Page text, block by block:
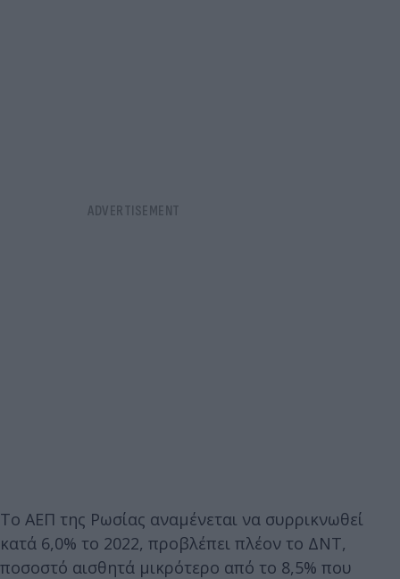
Το ΑΕΠ της Ρωσίας αναμένεται να συρρικνωθεί
κατά 6,0% το 2022, προβλέπει πλέον το ΔΝΤ,
ποσοστό αισθητά μικρότερο από το 8,5% που